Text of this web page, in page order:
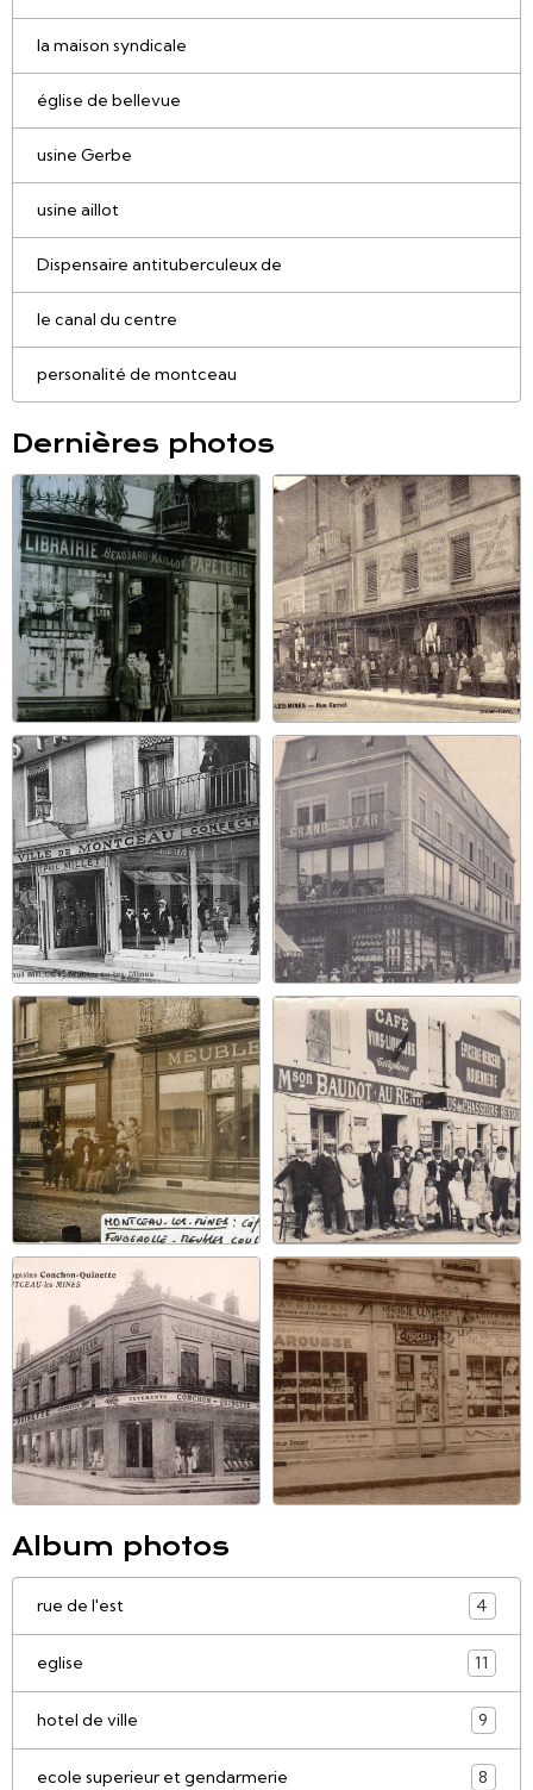
la maison syndicale
église de bellevue
usine Gerbe
usine aillot
Dispensaire antituberculeux de
le canal du centre
personalité de montceau
Dernières photos
Album photos
rue de l'est 4
eglise 11
hotel de ville 9
ecole superieur et gendarmerie 8